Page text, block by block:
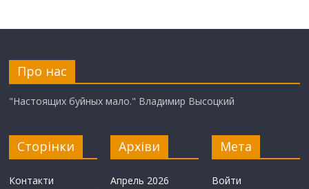
Про нас
"Настоящих буйных мало." Владимир Высоцкий
Сторінки
Контакти
Архіви
Апрель 2026
Мета
Войти